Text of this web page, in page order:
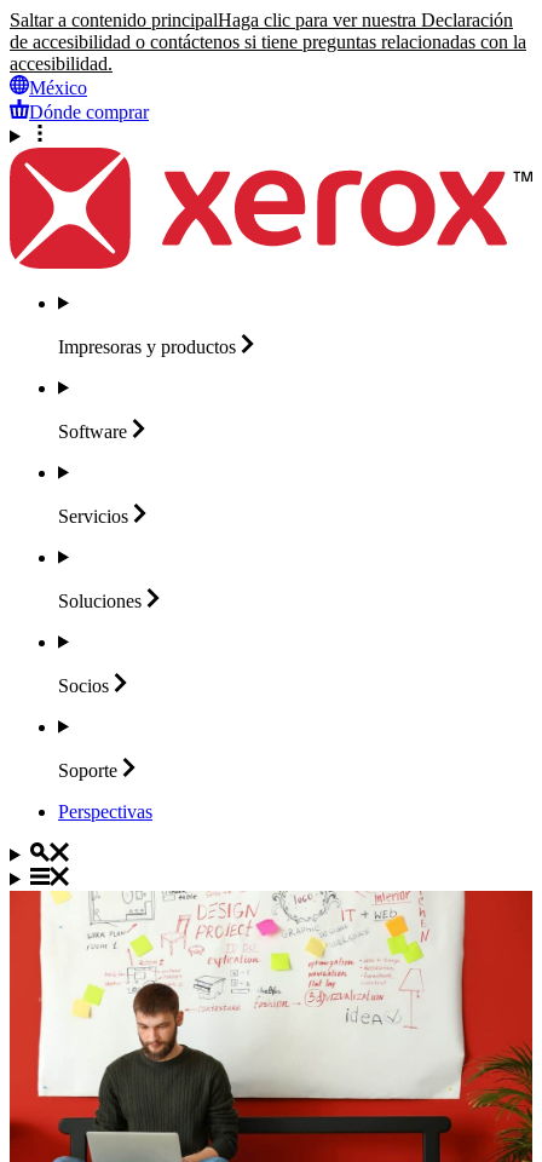
Saltar a contenido principalHaga clic para ver nuestra Declaración
de accesibilidad o contáctenos si tiene preguntas relacionadas con la
accesibilidad.
México
Dónde comprar
Impresoras y productos
Software
Servicios
Soluciones
Socios
Soporte
Perspectivas